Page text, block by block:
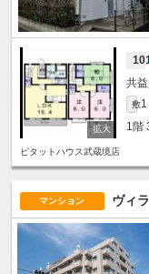
敷1
1階
ピタットハウス武蔵境店
マンション ヴィ